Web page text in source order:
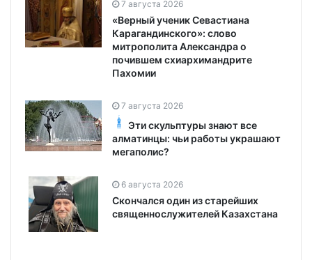
«Верный ученик Севастиана
Карагандинского»: слово
митрополита Александра о
почившем схиархимандрите
Пахомии
Эти скульптуры знают все
алматинцы: чьи работы украшают
мегаполис?
Скончался один из старейших
священнослужителей Казахстана